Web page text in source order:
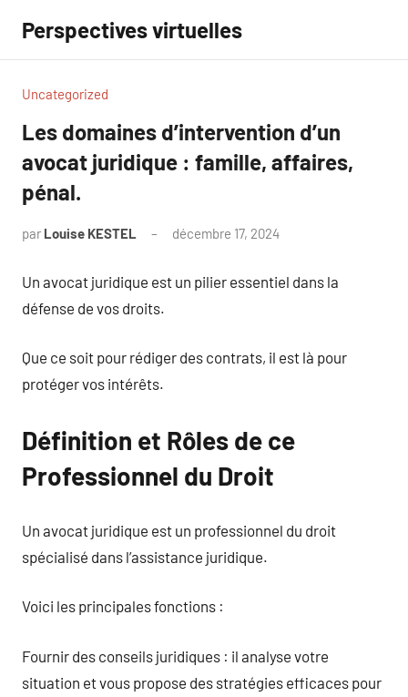
contenu
Perspectives virtuelles
Uncategorized
Les domaines d’intervention d’un
avocat juridique : famille, affaires,
pénal.
par Louise KESTEL décembre 17, 2024
Un avocat juridique est un pilier essentiel dans la
défense de vos droits.
Que ce soit pour rédiger des contrats, il est là pour
protéger vos intérêts.
Définition et Rôles de ce
Professionnel du Droit
Un avocat juridique est un professionnel du droit
spécialisé dans l’assistance juridique.
Voici les principales fonctions :
Fournir des conseils juridiques : il analyse votre
situation et vous propose des stratégies efficaces pour